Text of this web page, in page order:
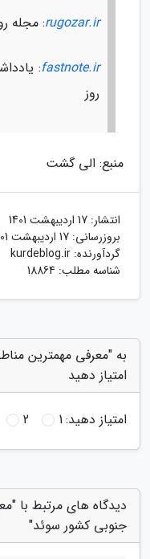
rugozar.ir: مجله
fastnote.ir
:
روز
منبع: الی گشت
انتشار: 17 اردیبهشت 1401
بروزرسانی: 17 اردیبهشت 1401
گردآورنده: kurdeblog.ir
شناسه مطلب: 18864
به "معرفی مهمترین
امتیاز دهید
امتیاز دهید:1
2
دیدگاه های مرتبط با
جنوبی کشور سوئد"